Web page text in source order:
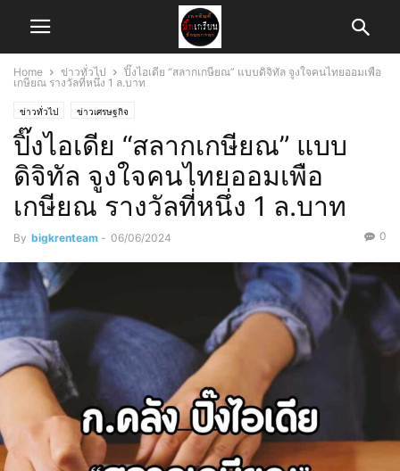
Home ข่าวทั่วไป
ปิ๊งไอเดีย “สลากเกษียณ” แบบดิจิทัล จูงใจคนไทยออมเพือ
เกษียณ รางวัลที่หนึ่ง 1 ล.บาท
ข่าวทั่วไป ข่าวเศรษฐกิจ
ปิ๊งไอเดีย “สลากเกษียณ” แบบ
ดิจิทัล จูงใจคนไทยออมเพือ
เกษียณ รางวัลที่หนึ่ง 1 ล.บาท
By bigkrenteam - 06/06/2024 0